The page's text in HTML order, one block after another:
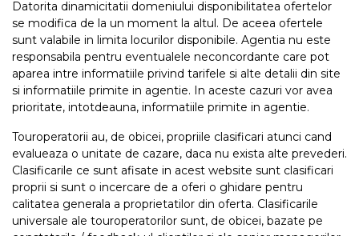
Datorita dinamicitatii domeniului disponibilitatea ofertelor
se modifica de la un moment la altul. De aceea ofertele
sunt valabile in limita locurilor disponibile. Agentia nu este
responsabila pentru eventualele neconcordante care pot
aparea intre informatiile privind tarifele si alte detalii din site
si informatiile primite in agentie. In aceste cazuri vor avea
prioritate, intotdeauna, informatiile primite in agentie.
Touroperatorii au, de obicei, propriile clasificari atunci cand
evalueaza o unitate de cazare, daca nu exista alte prevederi.
Clasificarile ce sunt afisate in acest website sunt clasificari
proprii si sunt o incercare de a oferi o ghidare pentru
calitatea generala a proprietatilor din oferta. Clasificarile
universale ale touroperatorilor sunt, de obicei, bazate pe